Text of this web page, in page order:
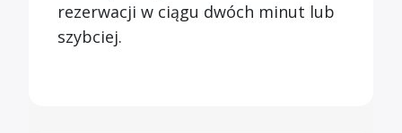
rezerwacji w ciągu dwóch minut lub
szybciej.